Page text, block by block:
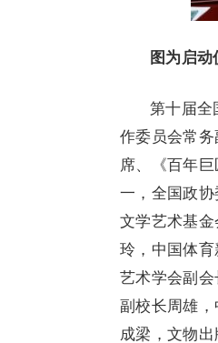
图为启
第十届全
作委员会常
席、《百年
一，全国政
文学艺术基
玲，中国体
艺术学会副
副校长周雄
成梁，文物